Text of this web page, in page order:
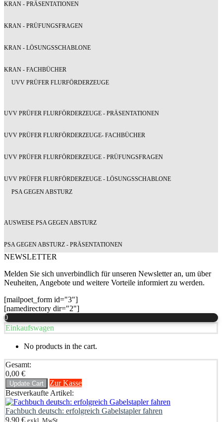
KRAN - PRÄSENTATIONEN
KRAN - PRÜFUNGSFRAGEN
KRAN - LÖSUNGSSCHABLONE
KRAN - FACHBÜCHER
UVV PRÜFER FLURFÖRDERZEUGE
UVV PRÜFER FLURFÖRDERZEUGE - PRÄSENTATIONEN
UVV PRÜFER FLURFÖRDERZEUGE- FACHBÜCHER
UVV PRÜFER FLURFÖRDERZEUGE - PRÜFUNGSFRAGEN
UVV PRÜFER FLURFÖRDERZEUGE - LÖSUNGSSCHABLONE
PSA GEGEN ABSTURZ
AUSWEISE PSA GEGEN ABSTURZ
PSA GEGEN ABSTURZ - PRÄSENTATIONEN
NEWSLETTER
Melden Sie sich unverbindlich für unseren Newsletter an, um über
Neuheiten, Angebote und weitere Vorteile informiert zu werden.
[mailpoet_form id="3"]
[namedirectory dir="2"]
0
Einkaufswagen
No products in the cart.
Gesamt:
0,00 €
Update Cart
Zur Kasse
Bestverkaufte Artikel:
Fachbuch deutsch: erfolgreich Gabelstapler fahren
9,90 € exkl. MwSt.